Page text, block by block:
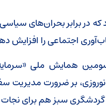
در برابر بحران‌های
اجتماعی را افزایش
همایش ملی
بر ضرورت
سبز هم برای